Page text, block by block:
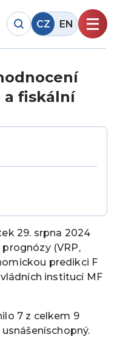
CZ EN
a fiskální
29. srpna 2024
(VRP,
predikci F
institucí MF
7 z celkem 9